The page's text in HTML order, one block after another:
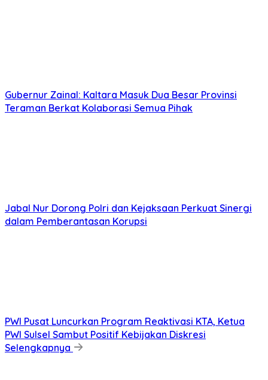
Gubernur Zainal: Kaltara Masuk Dua Besar Provinsi
Teraman Berkat Kolaborasi Semua Pihak
Jabal Nur Dorong Polri dan Kejaksaan Perkuat Sinergi
dalam Pemberantasan Korupsi
PWI Pusat Luncurkan Program Reaktivasi KTA, Ketua
PWI Sulsel Sambut Positif Kebijakan Diskresi
Selengkapnya